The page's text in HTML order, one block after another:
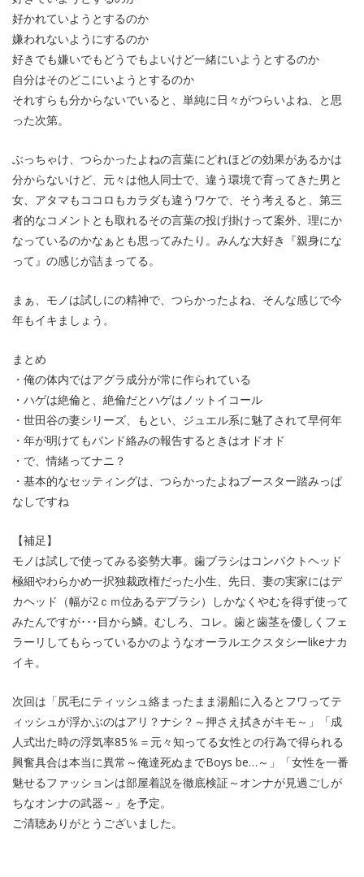
好かれていようとするのか
嫌われないようにするのか
好きでも嫌いでもどうでもよいけど一緒にいようとするのか
自分はそのどこにいようとするのか
それすらも分からないでいると、単純に日々がつらいよね、と思
った次第。
ぶっちゃけ、つらかったよねの言葉にどれほどの効果があるかは
分からないけど、元々は他人同士で、違う環境で育ってきた男と
女、アタマもココロもカラダも違うワケで、そう考えると、第三
者的なコメントとも取れるその言葉の投げ掛けって案外、理にか
なっているのかなぁとも思ってみたり。みんな大好き『親身にな
って』の感じが詰まってる。
まぁ、モノは試しにの精神で、つらかったよね、そんな感じで今
年もイキましょう。
まとめ
・俺の体内ではアグラ成分が常に作られている
・ハゲは絶倫と、絶倫だとハゲはノットイコール
・世田谷の妻シリーズ、もとい、ジュエル系に魅了されて早何年
・年が明けてもバンド絡みの報告するときはオドオド
・で、情緒ってナニ？
・基本的なセッティングは、つらかったよねブースター踏みっぱ
なしですね
【補足】
モノは試しで使ってみる姿勢大事。歯ブラシはコンパクトヘッド
極細やわらかめ一択独裁政権だった小生、先日、妻の実家にはデ
カヘッド（幅が2ｃｍ位あるデブラシ）しかなくやむを得ず使って
みたんですが･･･目から鱗。むしろ、コレ。歯と歯茎を優しくフェ
ラーリしてもらっているかのようなオーラルエクスタシーlikeナカ
イキ。
次回は「尻毛にティッシュ絡まったまま湯船に入るとフワってテ
ィッシュが浮かぶのはアリ？ナシ？～押さえ拭きがキモ～」「成
人式出た時の浮気率85％＝元々知ってる女性との行為で得られる
興奮具合は本当に異常～俺達死ぬまでBoys be…～」「女性を一番
魅せるファッションは部屋着説を徹底検証～オンナが見過ごしが
ちなオンナの武器～」を予定。
ご清聴ありがとうございました。